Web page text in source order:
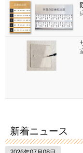
新着ニュース